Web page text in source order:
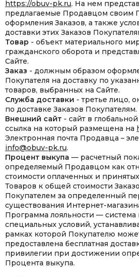
https://obuv-pk.ru. На нем
предлагаемые Продавцом своим
оформления Заказов, а также
доставки этих Заказов
Товар - объект материального
гражданского оборота и
Сайте.
Заказ - должным образом
Покупателя на доставку по
товаров, выбранных на Сайте.
Служба доставки - третье лицо,
по доставке Заказов Покупателям.
Внешний сайт - сайт в
ссылка на который размещена на
Электронная почта Продавца –
info@obuv-pk.ru.
Процент выкупа — расчетный
определяемый Продавцом как
стоимости оплаченных и
Товаров к общей стоимости
Покупателем за определенный
существования Интернет-
Программа лояльности —
специальных условий,
рамках которой Покупателю
предоставлена бесплатная
привилегии при достижении
Процента выкупа.